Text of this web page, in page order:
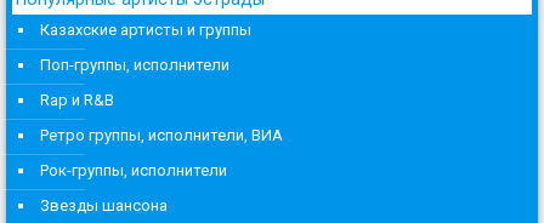
Казахские артисты и группы
Поп-группы, исполнители
Rap и R&B
Ретро группы, исполнители, ВИА
Рок-группы, исполнители
Звезды шансона